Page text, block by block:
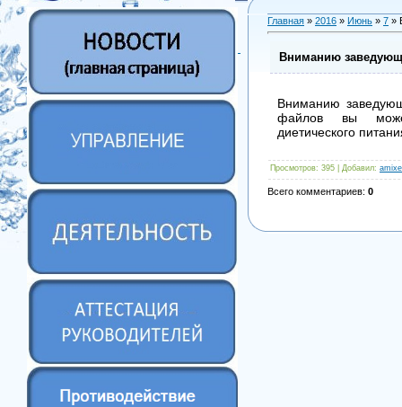
Главная » 2016 » Июнь » 7 »
Вниманию
Вниманию
файлов вы
диетического
Просмотров: 395 | Добавил:
Всего комментариев: 0